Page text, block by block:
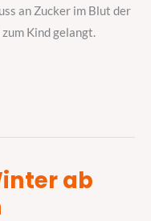
an Zucker im Blut der
Kind gelangt.
ab